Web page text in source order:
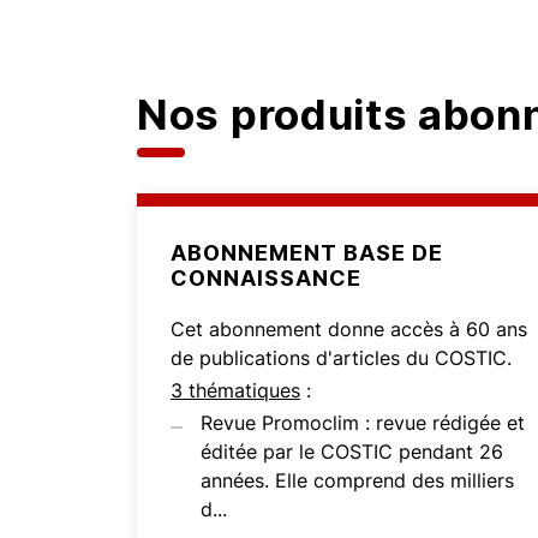
Nos produits
ABONNEMENT BASE DE
CONNAISSANCE
Cet abonnement donne accès à 60 ans
de publications d'articles du COSTIC.
3 thématiques :
Revue Promoclim : revue rédigée et
éditée par le COSTIC pendant 26
années. Elle comprend des milliers
d...